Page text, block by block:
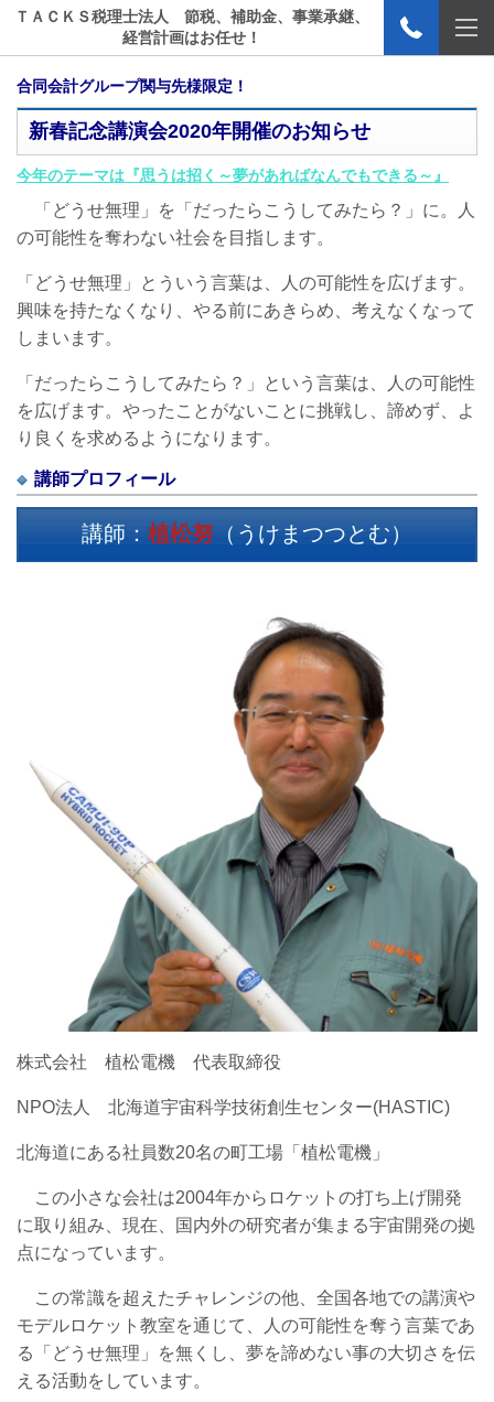
ＴＡＣＫＳ税理士法人 節税、補助金、事業承継、
経営計画はお任せ！
合同会計グループ関与先様限定！
新春記念講演会2020年開催のお知らせ
今年のテーマは『思うは招く～夢があればなんでもできる～ 』
「どうせ無理」を「だったらこうしてみたら？」に。人
の可能性を奪わない社会を目指します。
「どうせ無理」とういう言葉は、人の可能性を広げます。
興味を持たなくなり、やる前にあきらめ、考えなくなって
しまいます。
「だったらこうしてみたら？」という言葉は、人の可能性
を広げます。やったことがないことに挑戦し、諦めず、よ
り良くを求めるようになります。
講師プロフィール
講師： 植松努 （うけまつつとむ）
株式会社 植松電機 代表取締役
NPO法人 北海道宇宙科学技術創生センター(HASTIC)
北海道にある社員数20名の町工場「植松電機」
この小さな会社は2004年からロケットの打ち上げ開発
に取り組み、現在、国内外の研究者が集まる宇宙開発の拠
点になっています。
この常識を超えたチャレンジの他、全国各地での講演や
モデルロケット教室を通じて、人の可能性を奪う言葉であ
る「どうせ無理」を無くし、夢を諦めない事の大切さを伝
える活動をしています。